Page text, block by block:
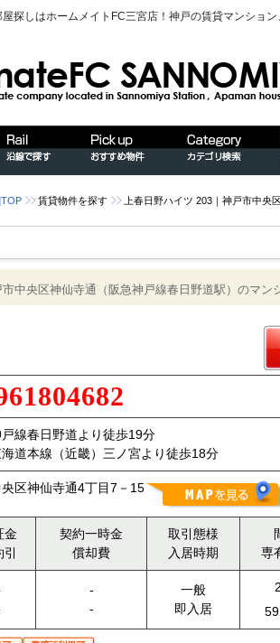
探しはホームメイトFC三宮店！神戸の賃貸マンショ
賃貸物件を探す 上春日野ハイツ 203｜神戸市中央
中央区神仙寺通（阪急神戸線春日野道駅）のマン
戸線春日野道より徒歩19分
海道本線（近畿）三ノ宮より徒歩18分
区神仙寺通4丁目7－15
金
契約一時金
償却費
取引態様
入居時期
専
-
-
一般
即入居